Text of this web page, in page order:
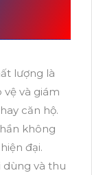
lượng là
và giám
căn hộ.
không
đại.
dùng và thu